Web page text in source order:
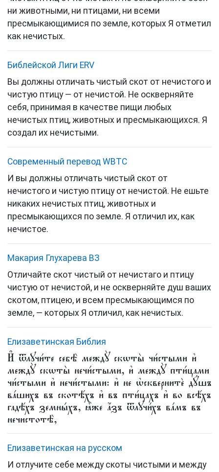
ни животными, ни птицами, ни всеми
пресмыкающимися по земле, которых Я отметил
как нечистых.
Библейской Лиги ERV
Вы должны отличать чистый скот от нечистого и
чистую птицу — от нечистой. Не оскверняйте
себя, принимая в качестве пищи любых
нечистых птиц, животных и пресмыкающихся. Я
создал их нечистыми.
Cовременный перевод WBTC
И вы должны отличать чистый скот от
нечистого и чистую птицу от нечистой. Не ешьте
никаких нечистых птиц, животных и
пресмыкающихся по земле. Я отличил их, как
нечистое.
Макария Глухарева ВЗ
Отличайте скот чистый от нечистаго и птицу
чистую от нечистой, и не оскверняйте душ ваших
скотом, птицею, и всем пресмыкающимся по
земле, — которых Я отличил, как нечистых.
Елизаветинская Библия
И҆ ѿлꙋчи́те себѣ̀ междꙋ̀ скѡты̀ чи́стыми и҆
междꙋ̀ скѡты̀ нечи́стыми, и҆ междꙋ̀ пти́цами
чи́стыми и҆ нечи́стыми: и҆ не ѡ҆сквернитѐ дꙋ́шъ
ва́шихъ въ скотѣ́хъ и҆ въ пти́цахъ и҆ во всѣ́хъ
гадѣ́хъ земны́хъ, ꙗ҆̀же а҆́зъ ѿлꙋчи́хъ ва́мъ въ
нечистотѣ̀,
Елизаветинская на русском
И отлучите себе между скоты чистыми и между